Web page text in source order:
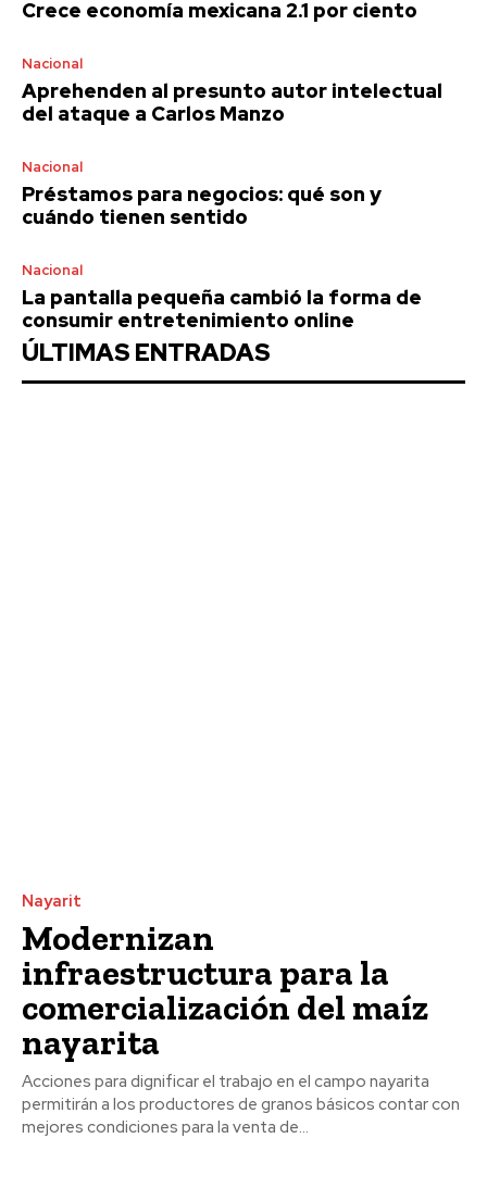
Crece economía mexicana 2.1 por ciento
Nacional
Aprehenden al presunto autor intelectual
del ataque a Carlos Manzo
Nacional
Préstamos para negocios: qué son y
cuándo tienen sentido
Nacional
La pantalla pequeña cambió la forma de
consumir entretenimiento online
ÚLTIMAS ENTRADAS
Nayarit
Modernizan
infraestructura para la
comercialización del maíz
nayarita
Acciones para dignificar el trabajo en el campo nayarita
permitirán a los productores de granos básicos contar con
mejores condiciones para la venta de...